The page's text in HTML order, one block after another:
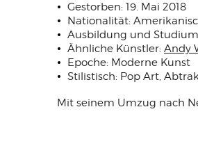
Gestorben: 19. Mai 2018
Nationalität:
Ausbildung und
Ähnliche Künstler: Andy
Epoche: Moderne Kunst
Stilistisch: Pop Art,
Mit seinem Umzug nach